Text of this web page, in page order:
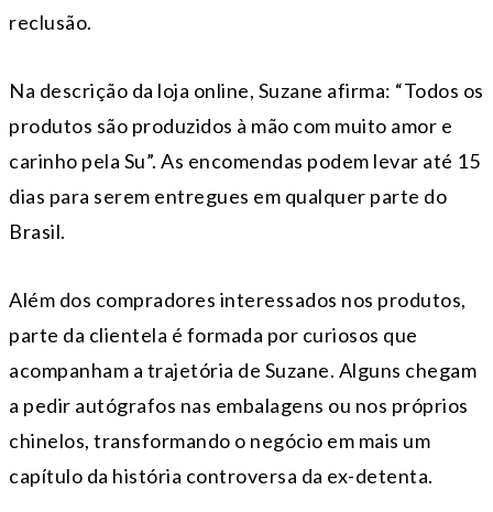
reclusão.
Na descrição da loja online, Suzane afirma: “Todos os
produtos são produzidos à mão com muito amor e
carinho pela Su”. As encomendas podem levar até 15
dias para serem entregues em qualquer parte do
Brasil.
Além dos compradores interessados nos produtos,
parte da clientela é formada por curiosos que
acompanham a trajetória de Suzane. Alguns chegam
a pedir autógrafos nas embalagens ou nos próprios
chinelos, transformando o negócio em mais um
capítulo da história controversa da ex-detenta.